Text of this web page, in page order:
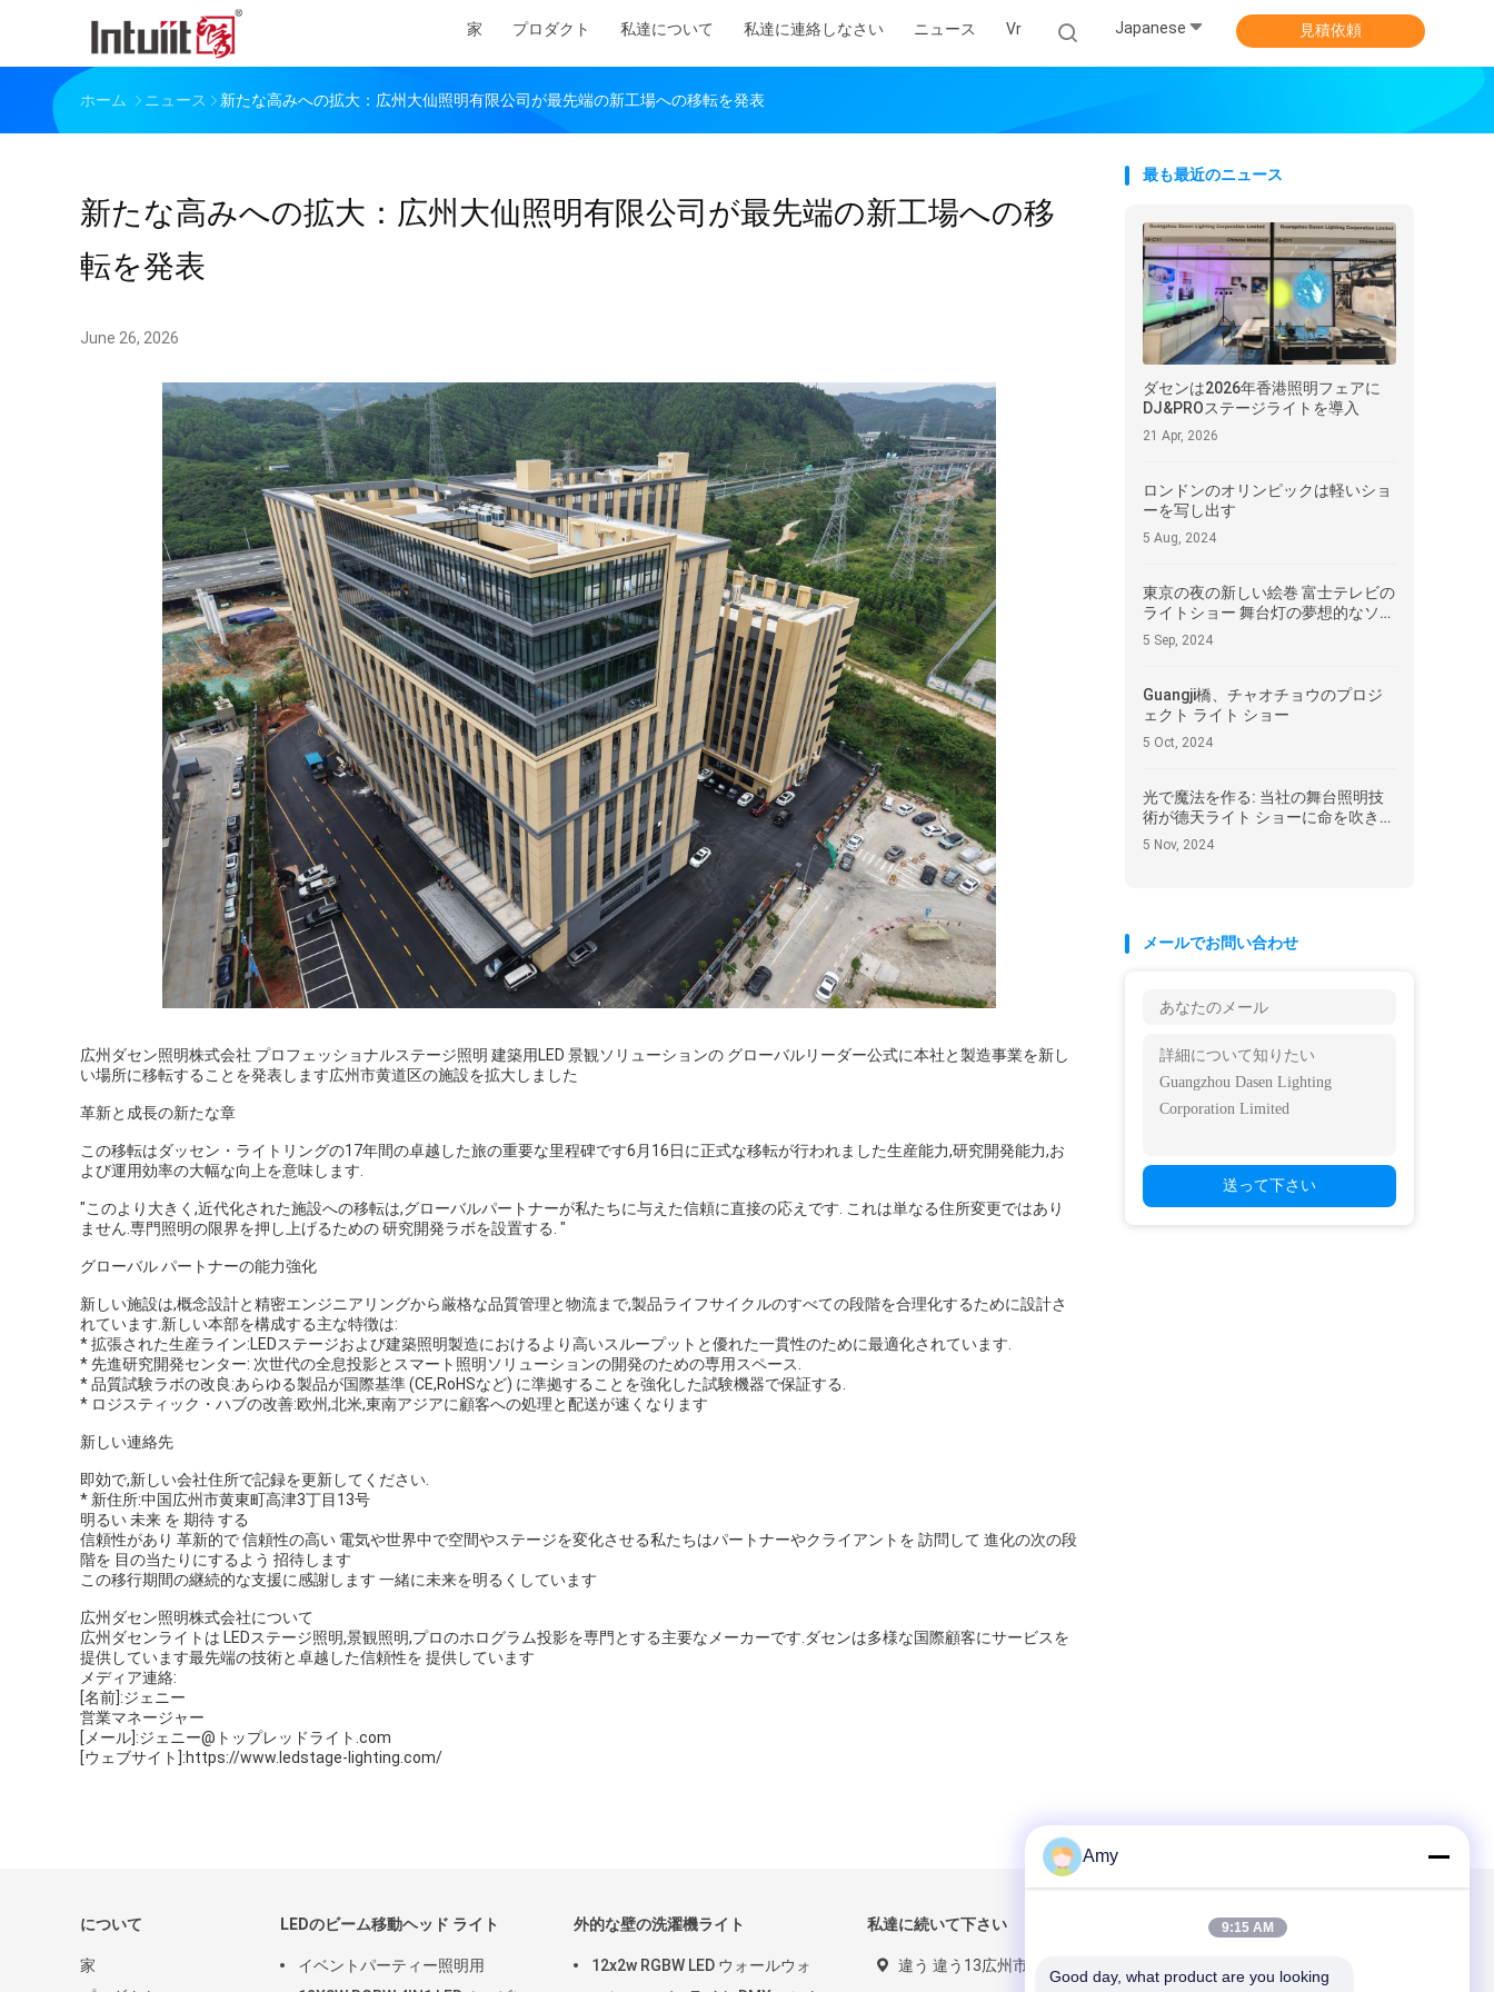
家 プロダクト 私達について 私達に連絡しなさい ニュース Vr Japanese 見積依頼
ホーム ニュース 新たな高みへの拡大：広州大仙照明有限公司が最先端の新工場への移転を発表
新たな高みへの拡大：広州大仙照明有限公司が最先端の新工場への移
転を発表
June 26, 2026
広州ダセン照明株式会社 プロフェッショナルステージ照明 建築用LED 景観ソリューションの グローバルリーダー公式に本社と製造事業を新し
い場所に移転することを発表します広州市黄道区の施設を拡大しました
革新と成長の新たな章
この移転はダッセン・ライトリングの17年間の卓越した旅の重要な里程碑です6月16日に正式な移転が行われました生産能力,研究開発能力,お
よび運用効率の大幅な向上を意味します.
"このより大きく,近代化された施設への移転は,グローバルパートナーが私たちに与えた信頼に直接の応えです. これは単なる住所変更ではあり
ません.専門照明の限界を押し上げるための 研究開発ラボを設置する. "
グローバル パートナーの能力強化
新しい施設は,概念設計と精密エンジニアリングから厳格な品質管理と物流まで,製品ライフサイクルのすべての段階を合理化するために設計さ
れています.新しい本部を構成する主な特徴は:
* 拡張された生産ライン:LEDステージおよび建築照明製造におけるより高いスループットと優れた一貫性のために最適化されています.
* 先進研究開発センター: 次世代の全息投影とスマート照明ソリューションの開発のための専用スペース.
* 品質試験ラボの改良:あらゆる製品が国際基準 (CE,RoHSなど) に準拠することを強化した試験機器で保証する.
* ロジスティック・ハブの改善:欧州,北米,東南アジアに顧客への処理と配送が速くなります
新しい連絡先
即効で,新しい会社住所で記録を更新してください.
* 新住所:中国広州市黄東町高津3丁目13号
明るい 未来 を 期待 する
信頼性があり 革新的で 信頼性の高い 電気や世界中で空間やステージを変化させる私たちはパートナーやクライアントを 訪問して 進化の次の段
階を 目の当たりにするよう 招待します
この移行期間の継続的な支援に感謝します 一緒に未来を明るくしています
広州ダセン照明株式会社について
広州ダセンライトは LEDステージ照明,景観照明,プロのホログラム投影を専門とする主要なメーカーです.ダセンは多様な国際顧客にサービスを
提供しています最先端の技術と卓越した信頼性を 提供しています
メディア連絡:
[名前]:ジェニー
営業マネージャー
[メール]:ジェニー@トップレッドライト.com
[ウェブサイト]:https://www.ledstage-lighting.com/
最も最近のニュース
ダセンは2026年香港照明フェアに
DJ&PROステージライトを導入
21 Apr, 2026
ロンドンのオリンピックは軽いショ
ーを写し出す
5 Aug, 2024
東京の夜の新しい絵巻 富士テレビの
ライトショー 舞台灯の夢想的なソナ
タ
5 Sep, 2024
Guangji橋、チャオチョウのプロジ
ェクト ライト ショー
5 Oct, 2024
光で魔法を作る: 当社の舞台照明技
術が德天ライト ショーに命を吹き込
む方法
5 Nov, 2024
メールでお問い合わせ
送って下さい
について
家
LEDのビーム移動ヘッド ライト
イベントパーティー照明用
外的な壁の洗濯機ライト
12x2w RGBW LED ウォールウォ
私達に続いて下さい
違う 違う13広州市,中国,広州
メールでお問い合わせ
Amy
9:15 AM
Good day, what product are you looking